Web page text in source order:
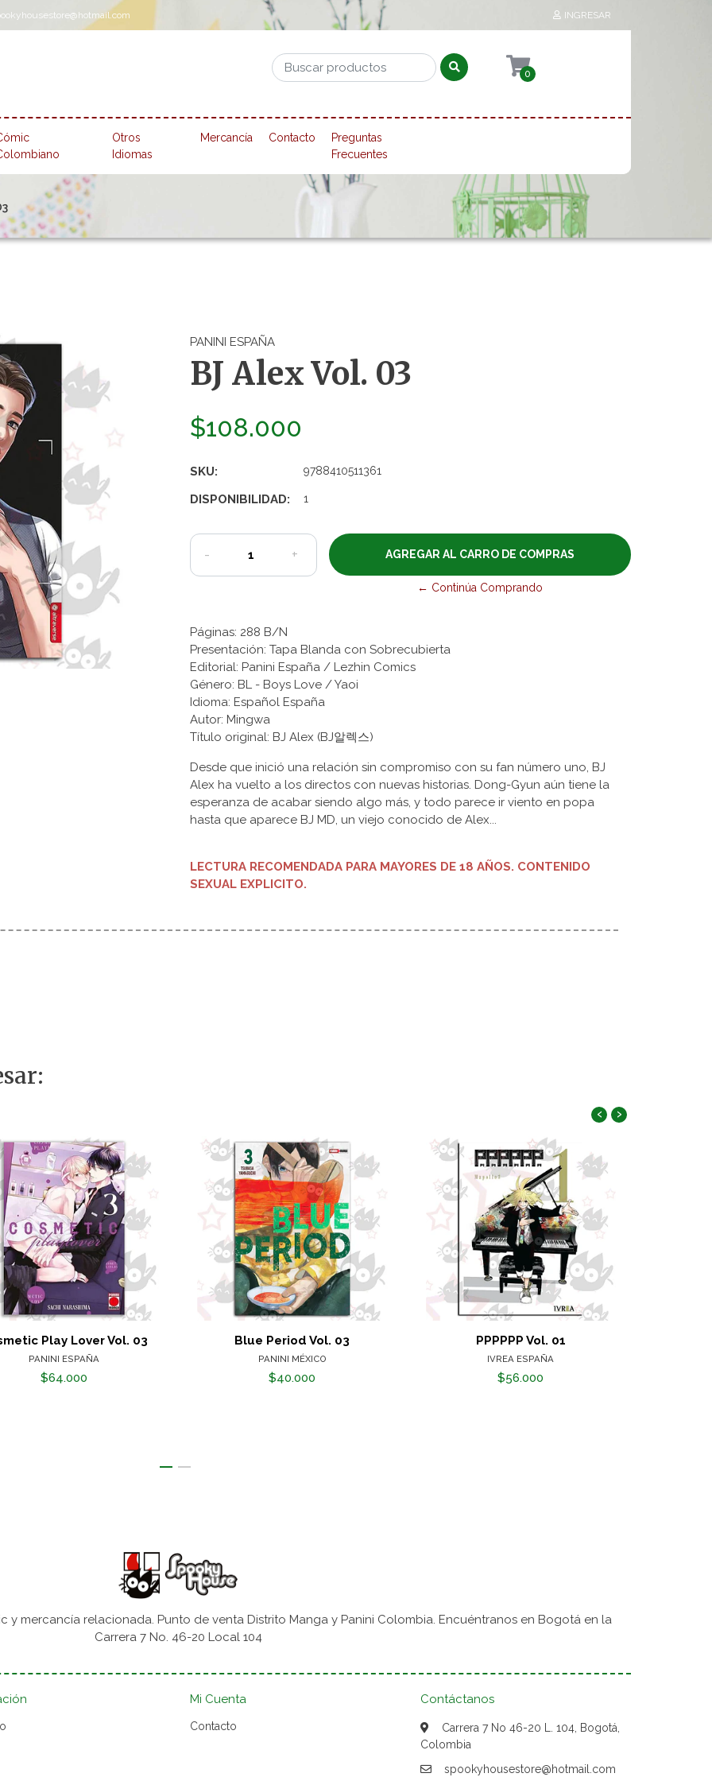
INGRESAR
0
Otros
Idiomas
Mercancía Contacto
Preguntas
Frecuentes
PANINI ESPAÑA
BJ Alex Vol. 03
$108.000
SKU: 9788410511361
DISPONIBILIDAD: 1
- +
← Continúa Comprando
Páginas: 288 B/N
Presentación: Tapa Blanda con Sobrecubierta
Editorial: Panini España / Lezhin Comics
Género: BL - Boys Love / Yaoi
Idioma: Español España
Autor: Mingwa
Título original: BJ Alex (BJ알렉스)
Desde que inició una relación sin compromiso con su fan número uno, BJ
Alex ha vuelto a los directos con nuevas historias. Dong-Gyun aún tiene la
esperanza de acabar siendo algo más, y todo parece ir viento en popa
hasta que aparece BJ MD, un viejo conocido de Alex...
LECTURA RECOMENDADA PARA MAYORES DE 18 AÑOS. CONTENIDO
SEXUAL EXPLICITO.
Play Lover Vol. 03
PANINI ESPAÑA
$64.000
Blue Period Vol. 03
PANINI MÉXICO
$40.000
PPPPPP Vol. 01
IVREA ESPAÑA
$56.000
‹ ›
y mercancía relacionada. Punto de venta Distrito Manga y Panini Colombia. Encuéntranos en Bogotá en la
Carrera 7 No. 46-20 Local 104
Mi Cuenta
Contacto
Contáctanos
Carrera 7 No 46-20 L. 104, Bogotá,
Colombia
spookyhousestore@hotmail.com